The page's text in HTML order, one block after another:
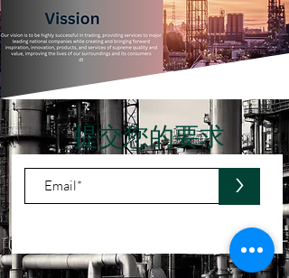
提交您的要求
>